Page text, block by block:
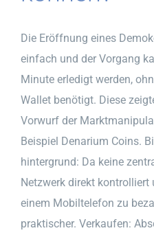
Die Eröffnung eines
einfach und der Vorgang
Minute erledigt werden,
Wallet benötigt. Diese
Vorwurf der
Beispiel Denarium Coins.
hintergrund: Da keine
Netzwerk direkt kontrolliert
einem Mobiltelefon zu
praktischer. Verkaufen: